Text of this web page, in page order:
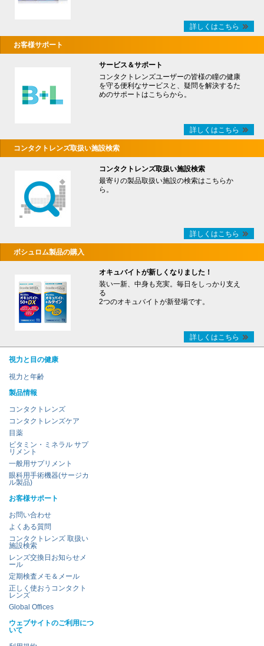
詳しくはこちら
お客様サポート
サービス＆サポート
コンタクトレンズユーザーの皆様の瞳の健康
を守る便利なサービスと、疑問を解決するた
めのサポートはこちらから。
詳しくはこちら
コンタクトレンズ取扱い施設検索
コンタクトレンズ取扱い施設検索
最寄りの製品取扱い施設の検索はこちらか
ら。
詳しくはこちら
ボシュロム製品の購入
オキュバイトが新しくなりました！
装い一新、中身も充実。毎日をしっかり支え
る
2つのオキュバイトが新登場です。
詳しくはこちら
視力と目の健康
視力と年齢
製品情報
コンタクトレンズ
コンタクトレンズケア
目薬
ビタミン・ミネラル サプ
リメント
一般用サプリメント
眼科用手術機器(サージカ
ル製品)
お客様サポート
お問い合わせ
よくある質問
コンタクトレンズ 取扱い
施設検索
レンズ交換日お知らせメ
ール
定期検査メモ＆メール
正しく使おうコンタクト
レンズ
Global Offices
ウェブサイトのご利用につ
いて